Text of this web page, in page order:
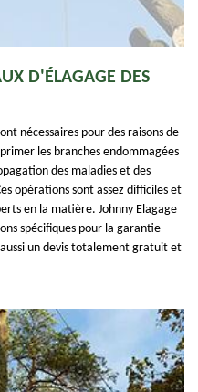
D'ÉLAGAGE DES
nécessaires pour des raisons de
les branches endommagées
des maladies et des
opérations sont assez difficiles et
en la matière. Johnny Elagage
spécifiques pour la garantie
un devis totalement gratuit et